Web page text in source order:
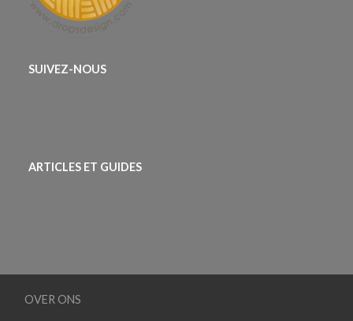
SUIVEZ-NOUS
ARTICLES ET GUIDES
OVER ONS